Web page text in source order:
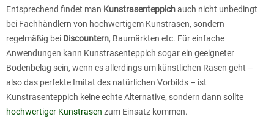
Entsprechend findet man Kunstrasenteppichauch nicht unbedingt
bei Fachhändlern von hochwertigem Kunstrasen, sondern
regelmäßig bei Discountern, Baumärkten etc. Für einfache
Anwendungen kann Kunstrasenteppich sogar ein geeigneter
Bodenbelag sein, wenn es allerdings um künstlichen Rasen geht –
also das perfekte Imitat des natürlichen Vorbilds – ist
Kunstrasenteppich keine echte Alternative, sondern dann sollte
hochwertiger Kunstrasen zum Einsatz kommen.